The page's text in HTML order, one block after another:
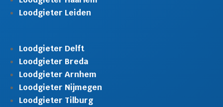
Loodgieter Leiden
Loodgieter Delft
Loodgieter Breda
Loodgieter Arnhem
Loodgieter Nijmegen
Loodgieter Tilburg